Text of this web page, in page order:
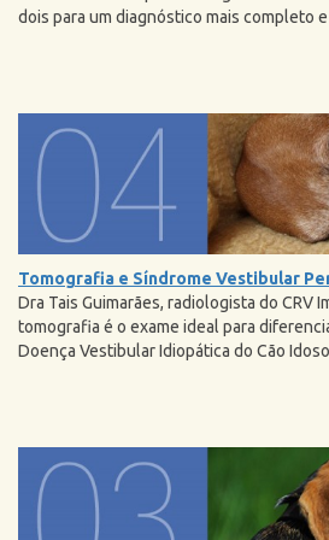
dois para um diagnóstico mais completo
Tomografia e Síndrome Vestibular
Dra Tais Guimarães, radiologista do CRV
‎tomografia‬ é o exame ideal para
Doença Vestibular Idiopática do Cão